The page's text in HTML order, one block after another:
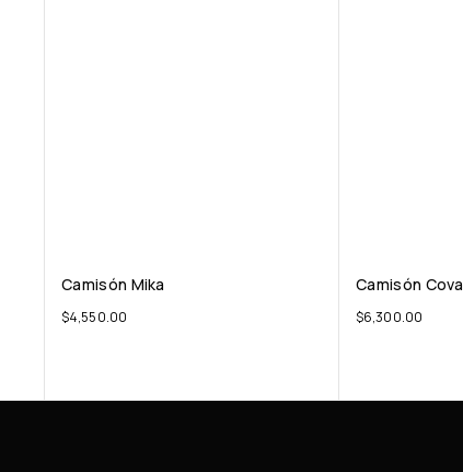
Camisón Mika
$4,550.00
Camisón Cova
$6,300.00